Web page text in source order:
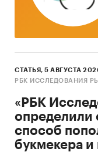
СТАТЬЯ, 5 АВГУСТА
РБК ИССЛЕДОВАНИЯ
«РБК
способ
букмекера